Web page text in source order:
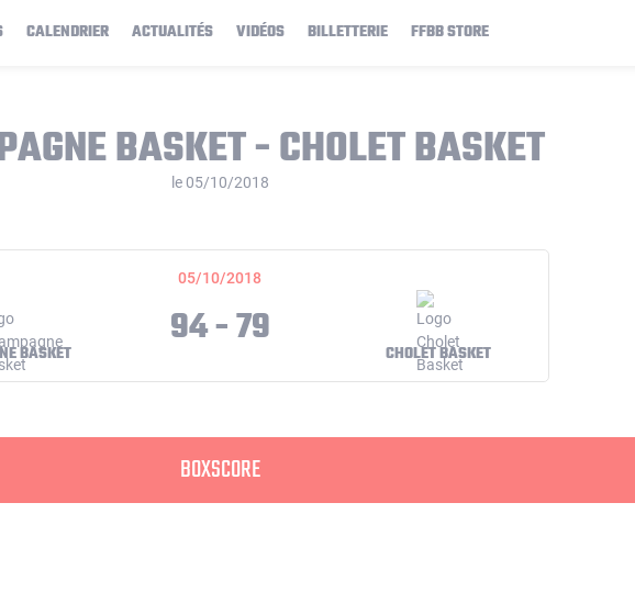
CALENDRIER ACTUALITÉS VIDÉOS BILLETTERIE FFBB STORE
BASKET - CHOLET BASKET
le 05/10/2018
05/10/2018
BASKET 94 - 79 CHOLET BASKET
BOXSCORE